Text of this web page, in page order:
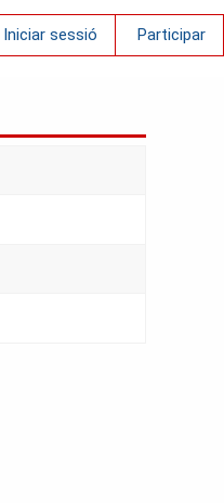
Iniciar sessió Participar